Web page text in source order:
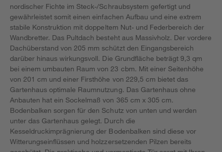
nordischer Fichte im Steck-/Schraubsystem gefertigt und
gewährleistet somit einen einfachen Aufbau und eine extrem
stabile Konstruktion mit doppeltem Nut- und Federbereich der
Wandbretter. Das Pultdach besteht aus Massivholz. Der vordere
Dachüberstand von 205 mm schützt den Eingangsbereich
darüber hinaus wirkungsvoll. Die Grundfläche beträgt 9,3 qm
bei einem umbauten Raum von 23 cbm. Mit einer Seitenhöhe
von 201 cm und einer Firsthöhe von 229,5 cm bietet das
Gartenhaus optimale Raumnutzung. Das Gartenhaus ohne
Anbauten hat ein Sockelmaß von 365 cm x 305 cm.
Bodenbalken sorgen für den Schutz von unten und werden
unter das Gartenhaus gelegt. Durch die
Kesseldruckimprägnierung der Bodenbalken sind diese vor
Witterungseinflüssen und holzzersetzenden Pilzen bereits